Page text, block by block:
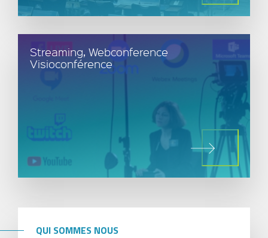
Streaming, Webconference
Visioconférence
QUI SOMMES NOUS